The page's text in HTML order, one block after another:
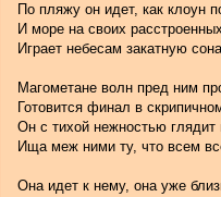
По пляжу он идет, как клоун
И море на своих
Играет небесам закатную
Магометане волн пред ним
Готовится финал в
Он с тихой нежностью глядит
Ища меж ними ту, что всем
Она идет к нему, она уже